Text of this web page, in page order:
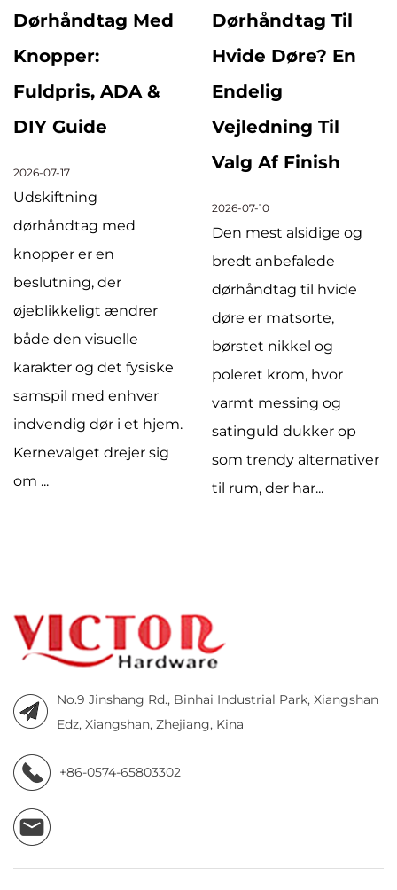
Dørhåndtag Med
Knopper:
Fuldpris, ADA &
DIY Guide
2026-07-17
Udskiftning
dørhåndtag med
knopper er en
beslutning, der
øjeblikkeligt ændrer
både den visuelle
karakter og det fysiske
samspil med enhver
indvendig dør i et hjem.
Kernevalget drejer sig
om ...
Dørhåndtag Til
Hvide Døre? En
Endelig
Vejledning Til
Valg Af Finish
2026-07-10
Den mest alsidige og
bredt anbefalede
dørhåndtag til hvide
døre er matsorte,
børstet nikkel og
poleret krom, hvor
varmt messing og
satinguld dukker op
som trendy alternativer
til rum, der har...
No.9 Jinshang Rd., Binhai Industrial Park, Xiangshan
Edz, Xiangshan, Zhejiang, Kina
+86-0574-65803302